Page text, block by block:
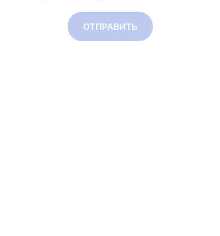
ОТПРАВИТЬ